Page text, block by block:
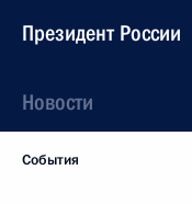
Президент России
Новости
События